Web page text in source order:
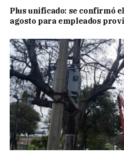
Plus unificado: se confirmó
agosto para empleados